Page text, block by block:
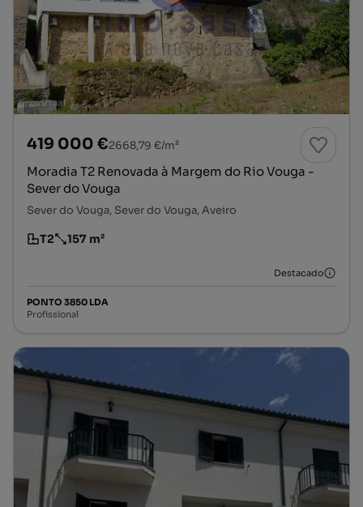
419 000 €2668,79 €/m²
Moradia T2 Renovada à Margem do Rio Vouga -
Sever do Vouga
Sever do Vouga, Sever do Vouga, Aveiro
Tipologia
T2
Preço por metro quadrado
157 m²
Destacado
PONTO 3850 LDA
Profissional